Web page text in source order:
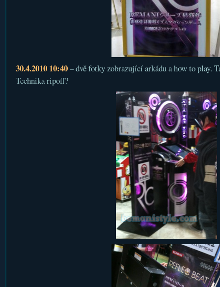
30.4.2010 10:40– dvě fotky zobrazující arkádu a how to play.
Technika ripoff?